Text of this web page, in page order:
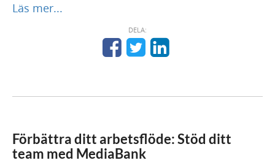
Läs mer...
DELA:
Förbättra ditt arbetsflöde: Stöd ditt
team med MediaBank